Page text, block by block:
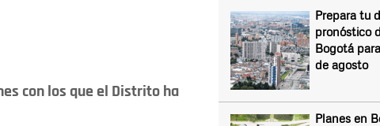
con los que el Distrito ha
Prepara tu
pronóstico
Bogotá
de agosto
Planes en